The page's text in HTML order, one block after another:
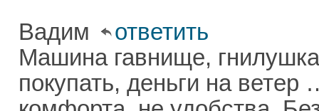
Вадим
ответить
Машина гавнище,
покупать, деньги на